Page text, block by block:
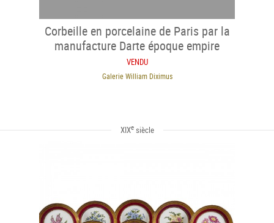
Corbeille en porcelaine de Paris par la
manufacture Darte époque empire
VENDU
Galerie William Diximus
XIXesiècle